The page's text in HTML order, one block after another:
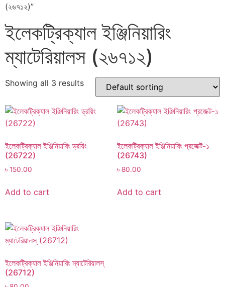
(২৬৭১২)”
ইলেকট্রিক্যাল ইঞ্জিনিয়ারিং
ম্যাটেরিয়ালস (২৬৭১২)
Showing all 3 results
ইলেকট্রিক্যাল ইঞ্জিনিয়ারিং ড্রয়িং
(26722)
৳ 150.00
Add to cart
ইলেকট্রিক্যাল ইঞ্জিনিয়ারিং প্রজেক্ট-১
(26743)
৳ 80.00
Add to cart
ইলেকট্রিক্যাল ইঞ্জিনিয়ারিং ম্যাটেরিয়ালস্‌
(26712)